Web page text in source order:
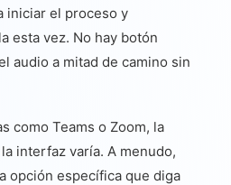
iniciar el proceso y
esta vez. No hay botón
audio a mitad de camino sin
como Teams o Zoom, la
interfaz varía. A menudo,
opción específica que diga